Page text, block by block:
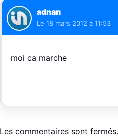
adnan
Le 18 mars 2012 à 11:53
moi ca marche
Les commentaires sont fermés.